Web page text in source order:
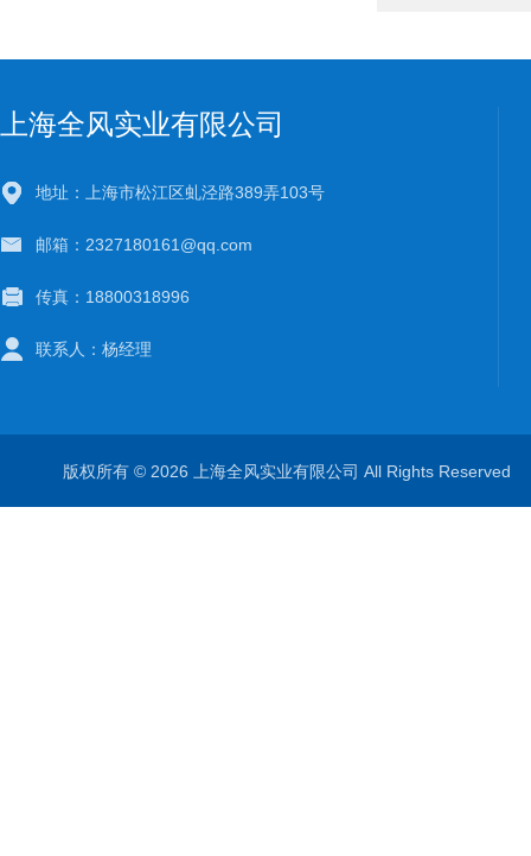
上海全风实业有限公司
地址：上海市松江区虬泾路389弄103号
邮箱：2327180161@qq.com
传真：18800318996
联系人：杨经理
版权所有 © 2026 上海全风实业有限公司 All Rights